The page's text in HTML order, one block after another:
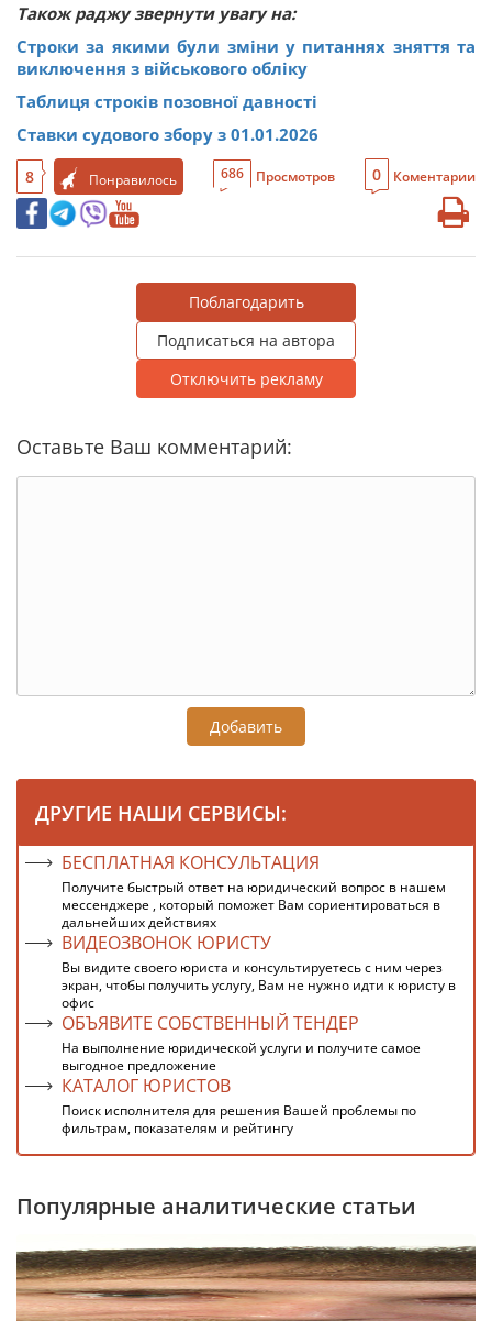
Також раджу звернути увагу на:
Строки за якими були зміни у питаннях зняття та
виключення з військового обліку
Таблиця строків позовної давності
Ставки судового збору з 01.01.2026
8 Понравилось 686 Просмотров 0 Коментарии
Поблагодарить
Подписаться на автора
Отключить рекламу
Оставьте Ваш комментарий:
Добавить
ДРУГИЕ НАШИ СЕРВИСЫ:
БЕСПЛАТНАЯ КОНСУЛЬТАЦИЯ
Получите быстрый ответ на юридический вопрос в нашем
мессенджере , который поможет Вам сориентироваться в
дальнейших действиях
ВИДЕОЗВОНОК ЮРИСТУ
Вы видите своего юриста и консультируетесь с ним через
экран, чтобы получить услугу, Вам не нужно идти к юристу в
офис
ОБЪЯВИТЕ СОБСТВЕННЫЙ ТЕНДЕР
На выполнение юридической услуги и получите самое
выгодное предложение
КАТАЛОГ ЮРИСТОВ
Поиск исполнителя для решения Вашей проблемы по
фильтрам, показателям и рейтингу
Популярные аналитические статьи